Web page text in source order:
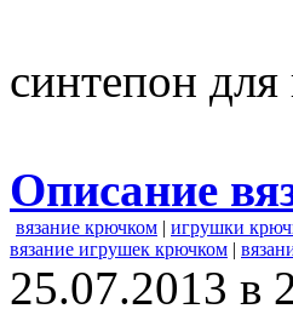
синтепон
Описание
вязание крючком | игрушки
вязание игрушек крючком |
25.07.2013 в